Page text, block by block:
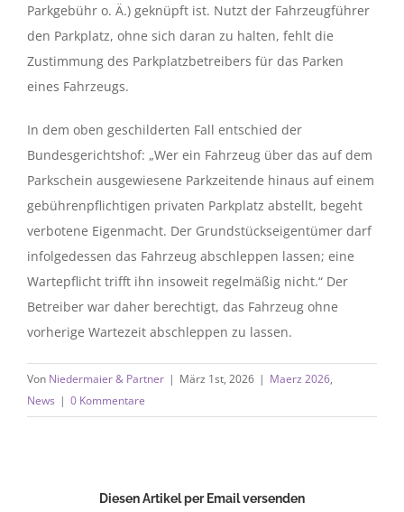
Parkgebühr o. Ä.) geknüpft ist. Nutzt der Fahrzeugführer
den Parkplatz, ohne sich daran zu halten, fehlt die
Zustimmung des Parkplatzbetreibers für das Parken
eines Fahrzeugs.
In dem oben geschilderten Fall entschied der
Bundesgerichtshof: „Wer ein Fahrzeug über das auf dem
Parkschein ausgewiesene Parkzeitende hinaus auf einem
gebührenpflichtigen privaten Parkplatz abstellt, begeht
verbotene Eigenmacht. Der Grundstückseigentümer darf
infolgedessen das Fahrzeug abschleppen lassen; eine
Wartepflicht trifft ihn insoweit regelmäßig nicht.“ Der
Betreiber war daher berechtigt, das Fahrzeug ohne
vorherige Wartezeit abschleppen zu lassen.
Von Niedermaier & Partner | März 1st, 2026 | Maerz 2026,
News | 0 Kommentare
Diesen Artikel per Email versenden